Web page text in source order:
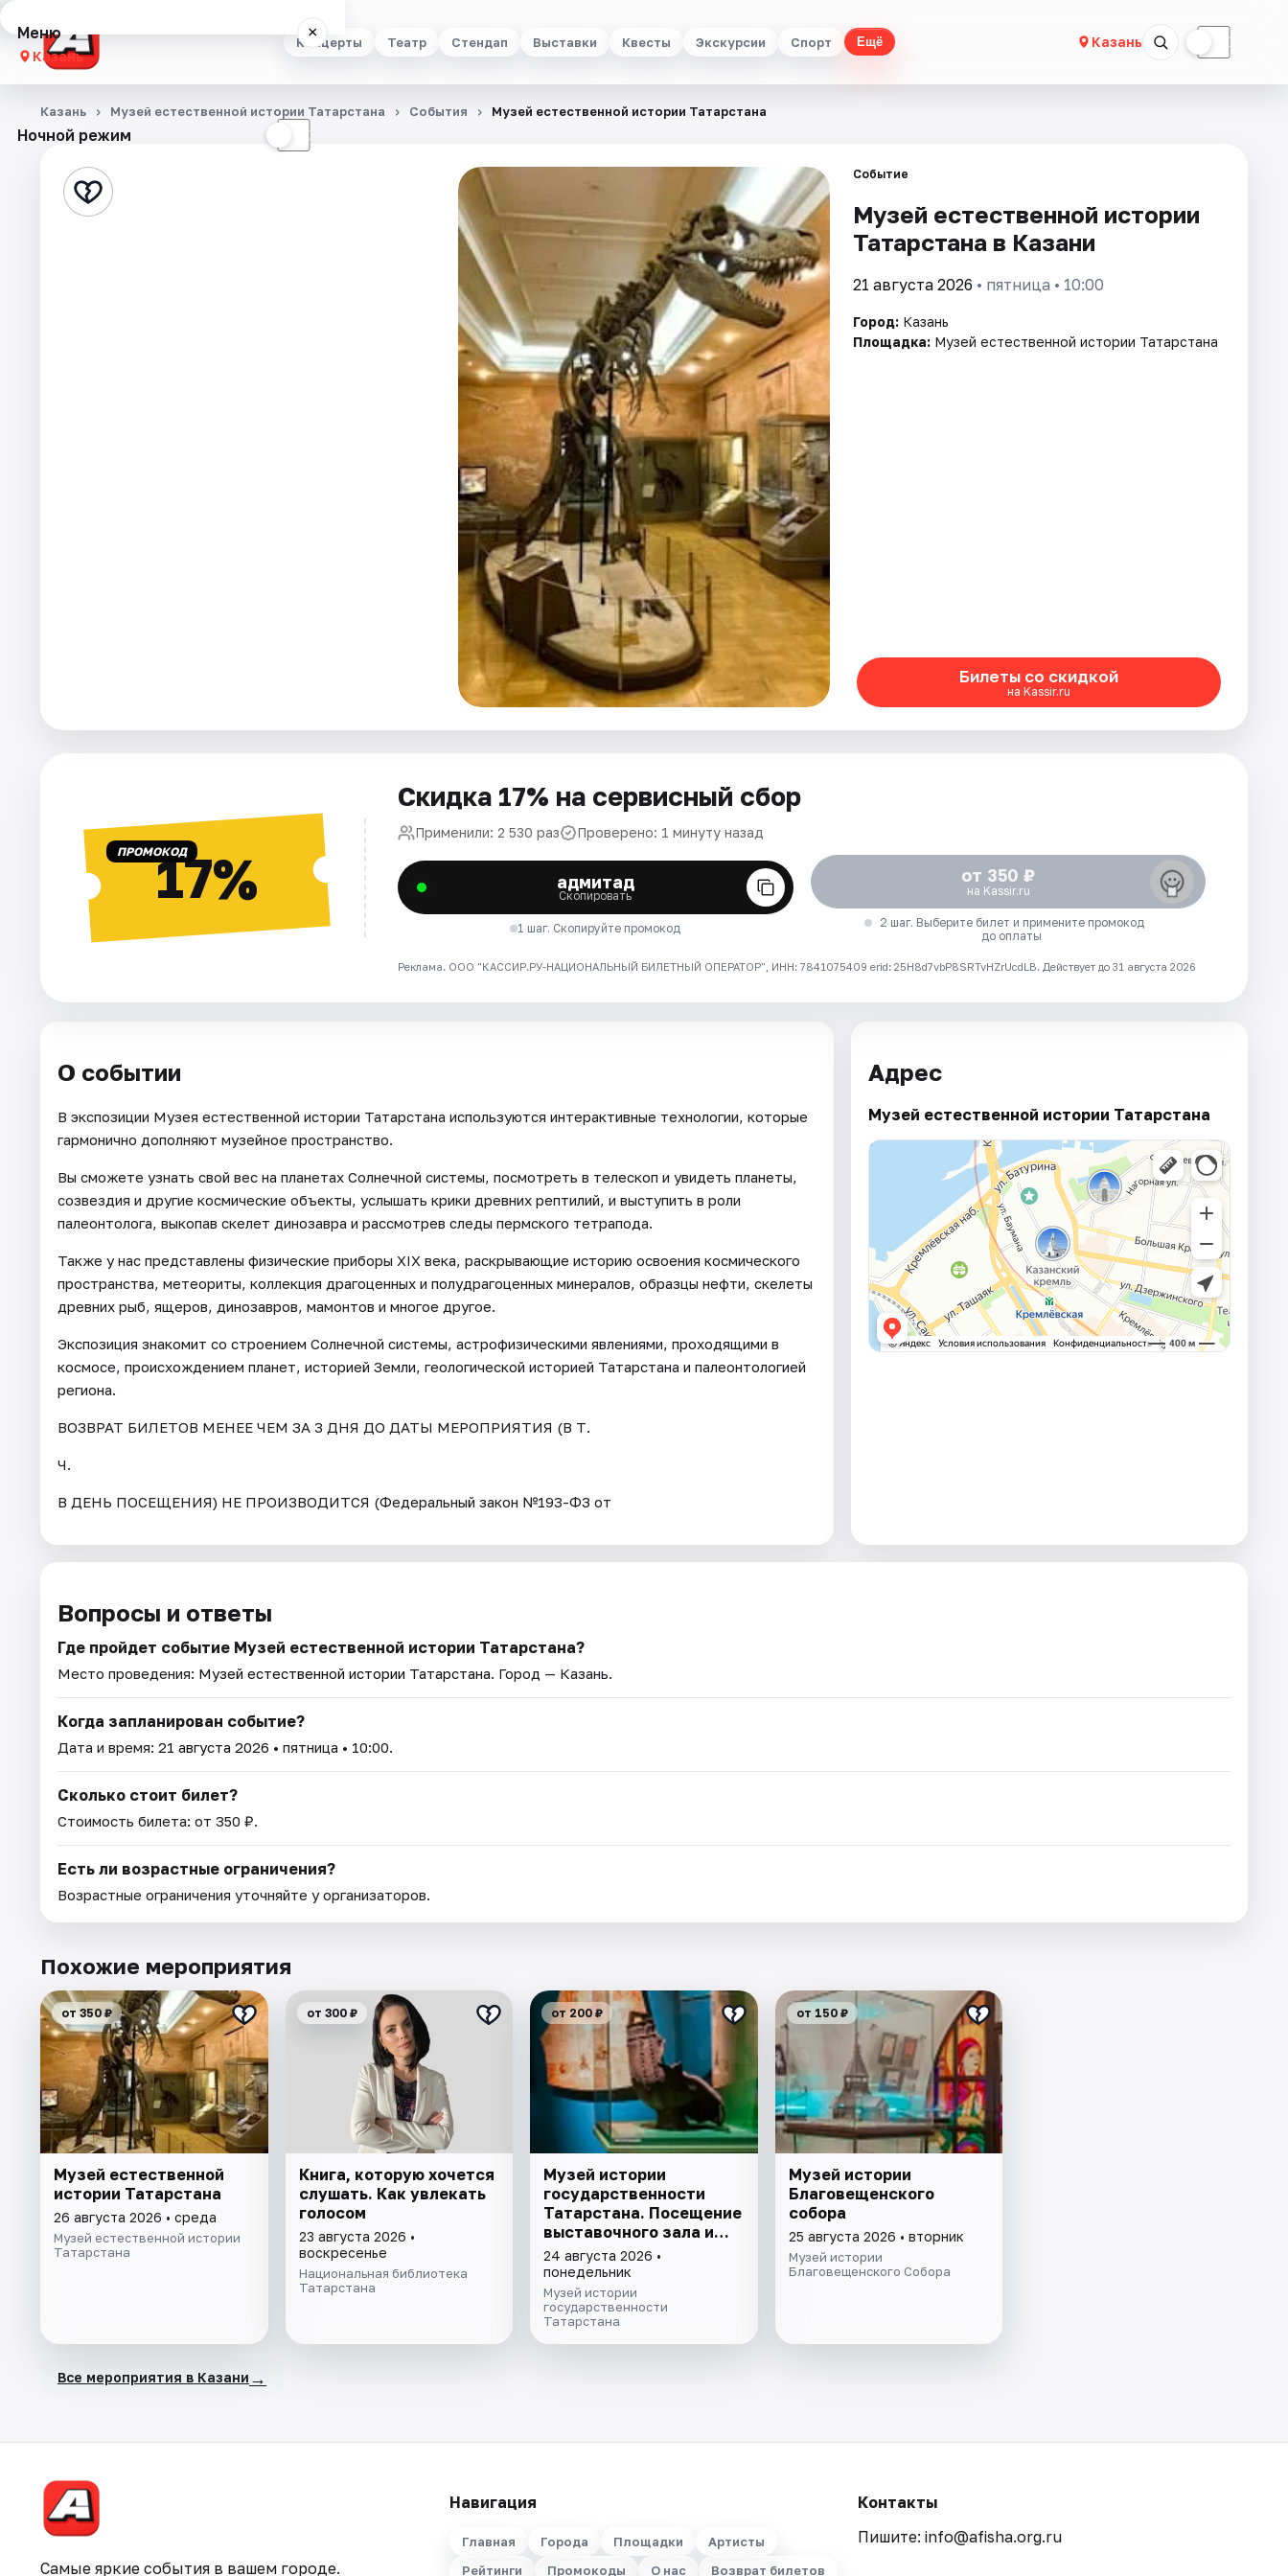
Концерты Театр Стендап Выставки Квесты Экскурсии Спорт Ещё Казань ☾
Меню ×
Казань
Концерты
Стендап
Ночной режим ☾
Казань Музей естественной истории Татарстана События Музей естественной истории Татарстана
Событие
Музей естественной истории
Татарстана в Казани
21 августа 2026 • пятница • 10:00
Город: Казань
Площадка: Музей естественной истории Татарстана
Билеты со скидкой
на Kassir.ru
ПРОМОКОД17%
Скидка 17% на сервисный сбор
Применили: 2 530 раз Проверено: 1 минуту назад
адмитад
Скопировать
1 шаг. Скопируйте промокод
от 350 ₽
на Kassir.ru
2 шаг. Выберите билет и примените промокод
до оплаты
Реклама. ООО "КАССИР.РУ-НАЦИОНАЛЬНЫЙ БИЛЕТНЫЙ ОПЕРАТОР", ИНН: 7841075409 erid: 25H8d7vbP8SRTvHZrUcdLB. Действует до 31 августа 2026
О событии
В экспозиции Музея естественной истории Татарстана используются интерактивные технологии, которые
гармонично дополняют музейное пространство.
Вы сможете узнать свой вес на планетах Солнечной системы, посмотреть в телескоп и увидеть планеты,
созвездия и другие космические объекты, услышать крики древних рептилий, и выступить в роли
палеонтолога, выкопав скелет динозавра и рассмотрев следы пермского тетрапода.
Также у нас представлены физические приборы XIX века, раскрывающие историю освоения космического
пространства, метеориты, коллекция драгоценных и полудрагоценных минералов, образцы нефти, скелеты
древних рыб, ящеров, динозавров, мамонтов и многое другое.
Экспозиция знакомит со строением Солнечной системы, астрофизическими явлениями, проходящими в
космосе, происхождением планет, историей Земли, геологической историей Татарстана и палеонтологией
региона.
ВОЗВРАТ БИЛЕТОВ МЕНЕЕ ЧЕМ ЗА 3 ДНЯ ДО ДАТЫ МЕРОПРИЯТИЯ (В Т.
Ч.
В ДЕНЬ ПОСЕЩЕНИЯ) НЕ ПРОИЗВОДИТСЯ (Федеральный закон №193-ФЗ от
Адрес
Музей естественной истории Татарстана
Вопросы и ответы
Где пройдет событие Музей естественной истории Татарстана?
Место проведения: Музей естественной истории Татарстана. Город — Казань.
Когда запланирован событие?
Дата и время: 21 августа 2026 • пятница • 10:00.
Сколько стоит билет?
Стоимость билета: от 350 ₽.
Есть ли возрастные ограничения?
Возрастные ограничения уточняйте у организаторов.
Похожие мероприятия
от 350 ₽
Музей естественной
истории Татарстана
26 августа 2026 • среда
Музей естественной истории
Татарстана
от 300 ₽
Книга, которую хочется
слушать. Как увлекать
голосом
23 августа 2026 •
воскресенье
Национальная библиотека
Татарстана
от 200 ₽
Музей истории
государственности
Татарстана. Посещение
выставочного зала и
экспозиции
24 августа 2026 •
понедельник
Музей истории
государственности
Татарстана
от 150 ₽
Музей истории
Благовещенского
собора
25 августа 2026 • вторник
Музей истории
Благовещенского Собора
Все мероприятия в Казани →
Самые яркие события в вашем городе.
Навигация
Главная Города Площадки
Артисты
Рейтинги
Промокоды О нас Возврат билетов
Контакты
Пишите: info@afisha.org.ru